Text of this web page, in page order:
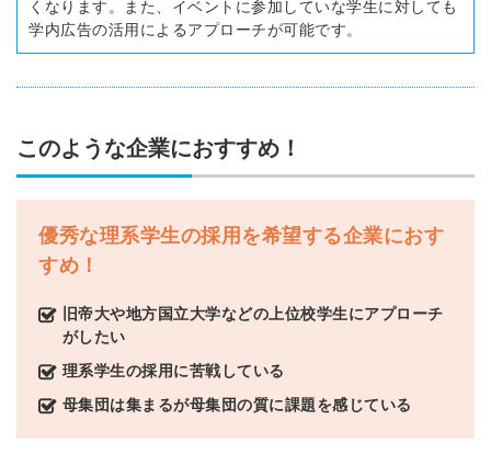
くなります。また、イベントに参加していな学生に対しても
学内広告の活用によるアプローチが可能です。
このような企業におすすめ！
優秀な理系学生の採用を希望する企業におす
すめ！
旧帝大や地方国立大学などの上位校学生にアプローチ
がしたい
理系学生の採用に苦戦している
母集団は集まるが母集団の質に課題を感じている